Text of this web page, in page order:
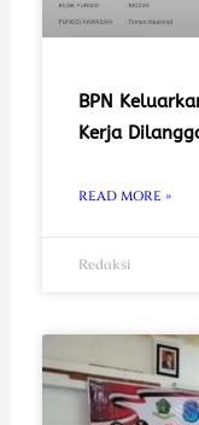
BPN
Kerja
READ MORE »
Redaksi